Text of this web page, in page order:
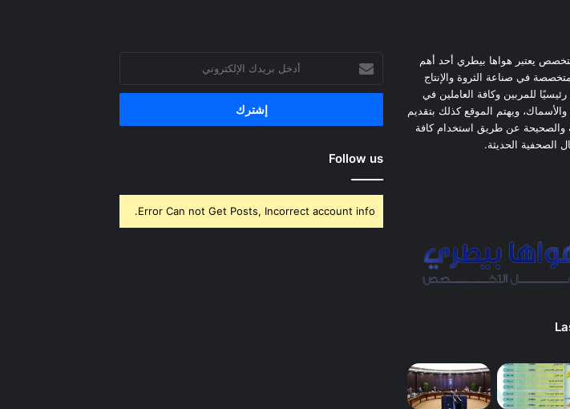
يعتبر هواها بيطري أحد أهم
في صناعة الثروة والإنتاج
رئيسيًا للمربين وكافة العاملين في
والأسماك، ويهتم الموقع كذلك بتقديم
والصحيحة عن طريق استخدام كافة
الصحفية الحديثة.
بريدك
الإلكتروني
Follow us
Error Can not Get Posts, Incorrect account info.